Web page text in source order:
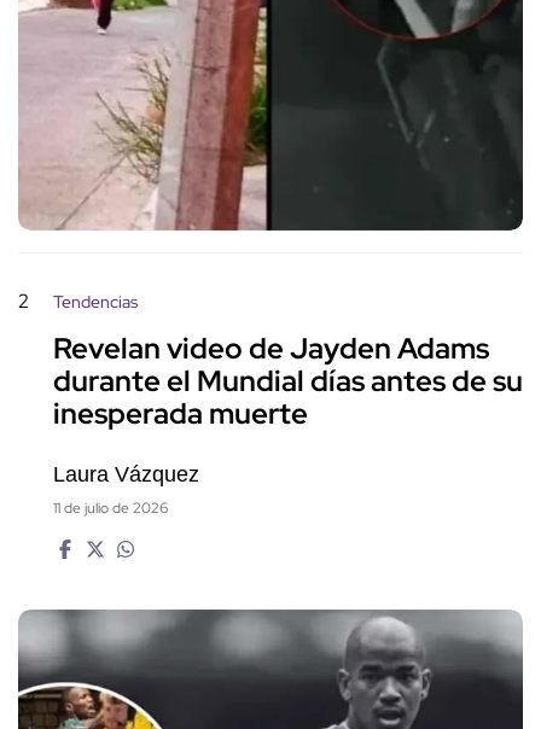
2 Tendencias
Revelan video de Jayden Adams
durante el Mundial días antes de su
inesperada muerte
Laura Vázquez
11 de julio de 2026